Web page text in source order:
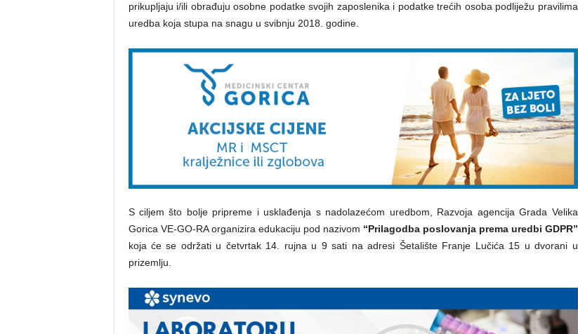
prikupljaju i/ili obrađuju osobne podatke svojih zaposlenika i podatke trećih osoba podliježu pravilima
uredba koja stupa na snagu u svibnju 2018. godine.
S ciljem što bolje pripreme i usklađenja s nadolazećom uredbom, Razvoja agencija Grada Velika
Gorica VE-GO-RA organizira edukaciju pod nazivom “Prilagodba poslovanja prema uredbi GDPR”
koja će se održati u četvrtak 14. rujna u 9 sati na adresi Šetalište Franje Lučića 15 u dvorani u
prizemlju.